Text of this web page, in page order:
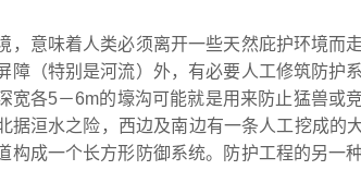
，意味着人类必须离开一些天然庇护环境而
障（特别是河流）外，有必要人工修筑防护
宽各5－6m的壕沟可能就是用来防止猛兽或
据洹水之险，西边及南边有一条人工挖成的
构成一个长方形防御系统。防护工程的另一